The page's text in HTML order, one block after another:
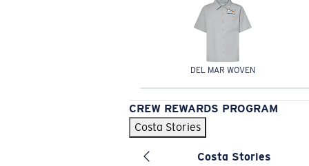
DEL MAR WOVEN
CREW REWARDS PROGRAM
Costa Stories
Costa Stories